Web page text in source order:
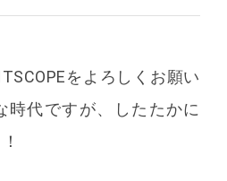
をよろしくお願い
時代ですが、したたかに